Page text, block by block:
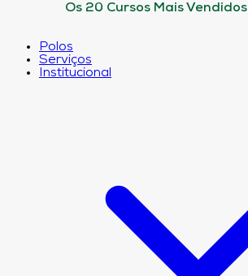
Os 20 Cursos Mais Vendidos
Polos
Serviços
Institucional